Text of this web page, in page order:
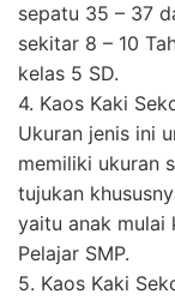
sepatu 35 – 37
sekitar 8 – 10
kelas 5 SD.
4. Kaos Kaki
Ukuran jenis ini
memiliki ukuran
tujukan
yaitu anak mulai
Pelajar SMP.
5. Kaos Kaki